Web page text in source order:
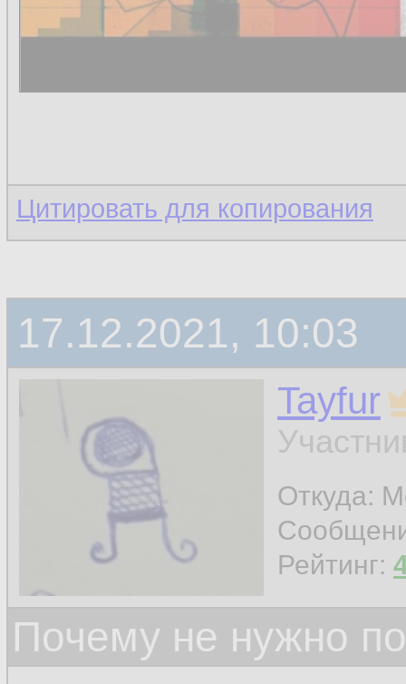
Цитировать для копирования
17.12.2021, 10:03
Tayfur
Откуда:
Рейтинг:
Почему не нужно